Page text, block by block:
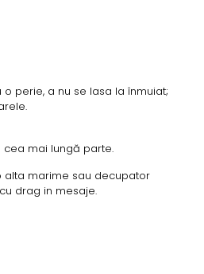
perie, a nu se lasa la înmuiat;
mai lungă parte.
alta marime sau decupator
drag in mesaje.